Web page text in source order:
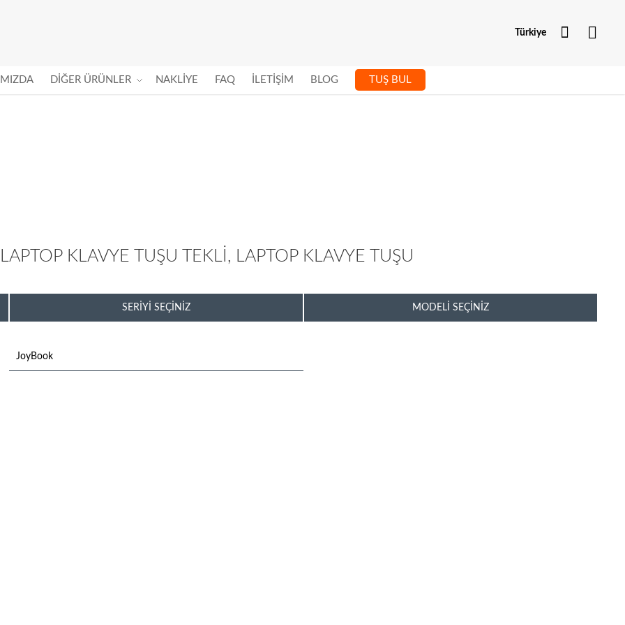
Türkiye
Hesabım
DIĞER ÜRÜNLER NAKLIYE FAQ İLETIŞIM BLOG TUŞ BUL
KLAVYE TUŞU TEKLI, LAPTOP KLAVYE TUŞU
SERIYI SEÇINIZ MODELI SEÇINIZ
JoyBook